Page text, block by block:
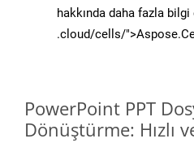
hakkında daha fazla
.cloud/cells/
PowerPoint PPT
Dönüştürme: Hızlı